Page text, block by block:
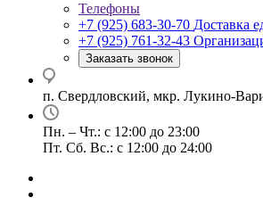
Телефоны
+7 (925) 683-30-70 Доставка
+7 (925) 761-32-43
Заказать звонок
п. Свердловский, мкр. Лукино-
Пн. – Чт.: с 12:00 до 23:00
Пт. Сб. Вс.: с 12:00 до 24:00